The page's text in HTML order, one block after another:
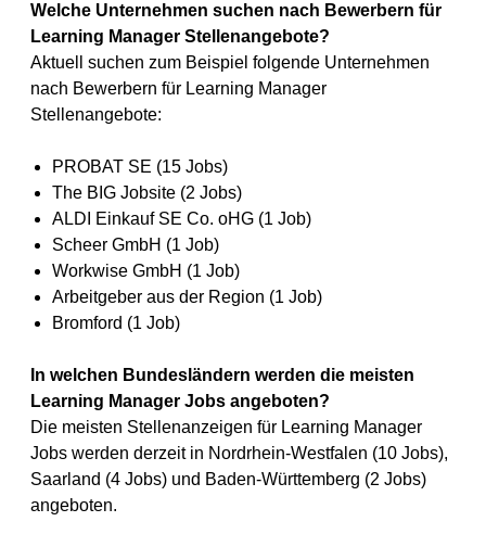
Welche Unternehmen suchen nach Bewerbern für
Learning Manager Stellenangebote?
Aktuell suchen zum Beispiel folgende Unternehmen
nach Bewerbern für Learning Manager
Stellenangebote:
PROBAT SE (15 Jobs)
The BIG Jobsite (2 Jobs)
ALDI Einkauf SE Co. oHG (1 Job)
Scheer GmbH (1 Job)
Workwise GmbH (1 Job)
Arbeitgeber aus der Region (1 Job)
Bromford (1 Job)
In welchen Bundesländern werden die meisten
Learning Manager Jobs angeboten?
Die meisten Stellenanzeigen für Learning Manager
Jobs werden derzeit in Nordrhein-Westfalen (10 Jobs),
Saarland (4 Jobs) und Baden-Württemberg (2 Jobs)
angeboten.